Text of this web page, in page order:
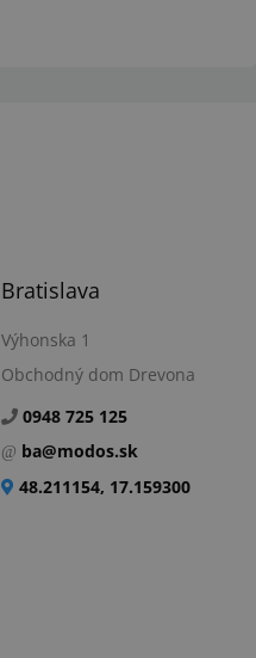
Bratislava
Výhonska 1
Obchodný dom Drevona
0948 725 125
ba@modos.sk
48.211154, 17.159300